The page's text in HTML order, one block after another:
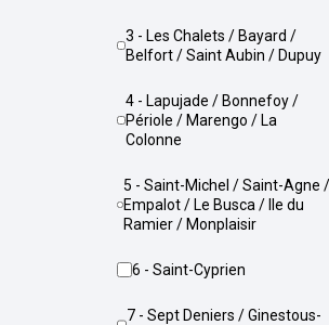
3 - Les Chalets / Bayard /
Belfort / Saint Aubin / Dupuy
4 - Lapujade / Bonnefoy /
Périole / Marengo / La
Colonne
5 - Saint-Michel / Saint-Agne /
Empalot / Le Busca / Ile du
Ramier / Monplaisir
6 - Saint-Cyprien
7 - Sept Deniers / Ginestous-